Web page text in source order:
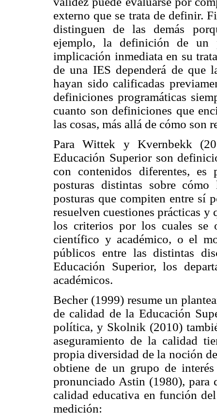
externo que se trata de definir.
distinguen de las demás
ejemplo, la definición de un
implicación inmediata en su
de una IES dependerá de que
hayan sido calificadas
definiciones programáticas
cuanto son definiciones que
las cosas, más allá de cómo son
Para Wittek y Kvernbekk
Educación Superior son
con contenidos diferentes, es
posturas distintas sobre
posturas que compiten entre sí
resuelven cuestiones prácticas y
los criterios por los cuales se
científico y académico, o el
públicos entre las distintas
Educación Superior, los
académicos.
Becher (1999) resume un
de calidad de la Educación
política, y Skolnik (2010)
aseguramiento de la calidad
propia diversidad de la noción
obtiene de un grupo de
pronunciado Astin (1980), para
calidad educativa en función
medición: